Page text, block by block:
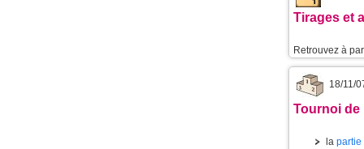
Tirages et
Retrouvez à
18/11/
Tournoi de
la partie